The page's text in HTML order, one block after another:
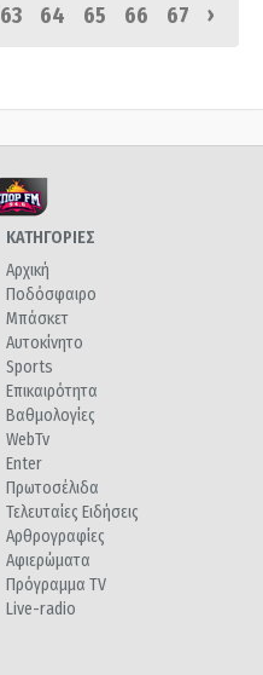
63 64 65 66 67 ›
ΚΑΤΗΓΟΡΙΕΣ
Αρχική
Ποδόσφαιρο
Μπάσκετ
Αυτοκίνητο
Sports
Επικαιρότητα
Βαθμολογίες
WebTv
Enter
Πρωτοσέλιδα
Τελευταίες Ειδήσεις
Αρθρογραφίες
Αφιερώματα
Πρόγραμμα TV
Live-radio